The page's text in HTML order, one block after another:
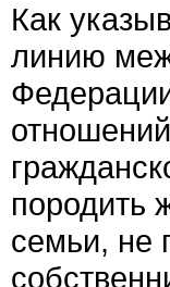
Как
линию
породить
семьи, не